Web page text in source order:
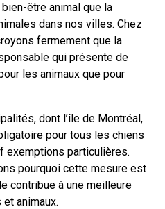
être animal que la
dans nos villes. Chez
fermement que la
qui présente de
les animaux que pour
dont l’île de Montréal,
pour tous les chiens
exemptions particulières.
pourquoi cette mesure est
contribue à une meilleure
animaux.